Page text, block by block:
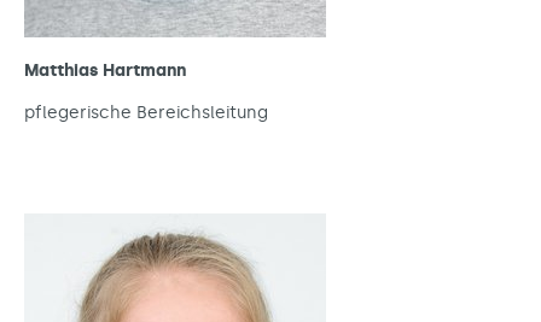
Matthias Hartmann
pflegerische Bereichsleitung